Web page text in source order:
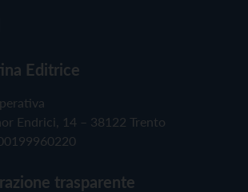
Editrice
Endrici, 14 – 38122 Trento
trasparente